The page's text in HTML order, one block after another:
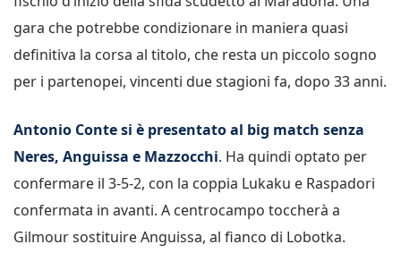
gara che potrebbe condizionare in maniera quasi
definitiva la corsa al titolo, che resta un piccolo sogno
per i partenopei, vincenti due stagioni fa, dopo 33 anni.
Antonio Conte si è presentato al big match senza
Neres, Anguissa e Mazzocchi. Ha quindi optato per
confermare il 3-5-2, con la coppia Lukaku e Raspadori
confermata in avanti. A centrocampo toccherà a
Gilmour sostituire Anguissa, al fianco di Lobotka.